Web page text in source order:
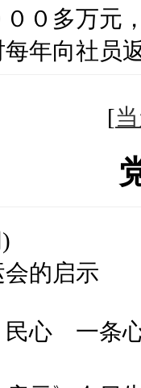
０多万元
年向社员
[
的启示
心 一条